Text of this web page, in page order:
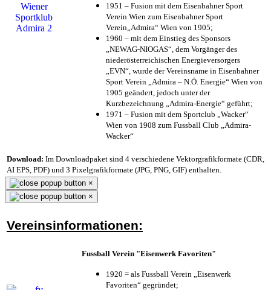
1951 – Fusion mit dem Eisenbahner Sport
Verein Wien zum Eisenbahner Sport
Verein„Admira“ Wien von 1905;
1960 – mit dem Einstieg des Sponsors
„NEWAG-NIOGAS“, dem Vorgänger des
niederösterreichischen Energieversorgers
„EVN“, wurde der Vereinsname in Eisenbahner
Sport Verein „Admira – N.Ö. Energie“ Wien von
1905 geändert, jedoch unter der
Kurzbezeichnung „Admira-Energie“ geführt;
1971 – Fusion mit dem Sportclub „Wacker“
Wien von 1908 zum Fussball Club „Admira-
Wacker“
Download: Im Downloadpaket sind 4 verschiedene Vektorgrafikformate (CDR,
AI EPS, PDF) und 3 Pixelgrafikformate (JPG, PNG, GIF) enthalten.
×
×
Vereinsinformationen:
Fussball Verein "Eisenwerk Favoriten"
1920 = als Fussball Verein „Eisenwerk
Favoriten“ gegründet;